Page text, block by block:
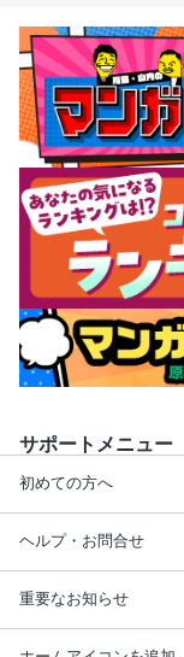
サポートメニュー
初めての方へ
ヘルプ・お問合せ
重要なお知らせ